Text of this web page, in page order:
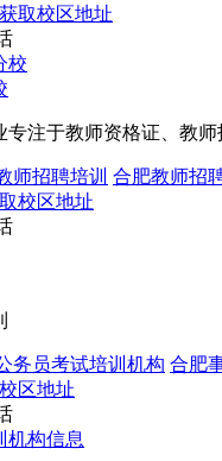
获取校区地址
注于教师资格证、教师
师招聘培训 合肥教师招
校区地址
务员考试培训机构 合肥
区地址
机构信息